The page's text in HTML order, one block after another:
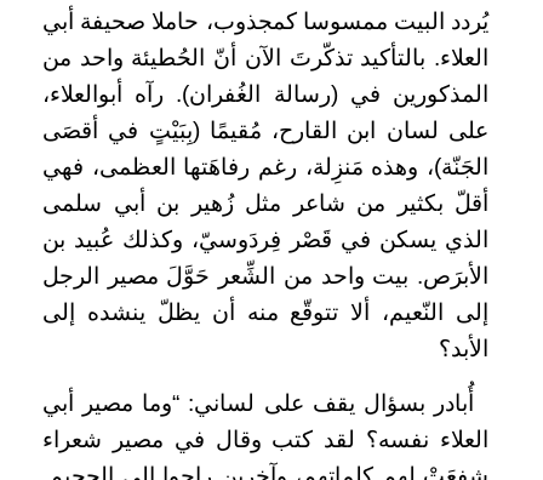
يُردد البيت ممسوسا كمجذوب، حاملا صحيفة أبي
العلاء. بالتأكيد تذكّرتَ الآن أنّ الحُطيئة واحد من
المذكورين في (رسالة الغُفران). رآه أبوالعلاء،
على لسان ابن القارح، مُقيمًا (بِبَيْتٍ في أقصَى
الجَنّة)، وهذه مَنزِلة، رغم رفاهَتها العظمى، فهي
أقلّ بكثير من شاعر مثل زُهير بن أبي سلمى
الذي يسكن في قَصْر فِردَوسيّ، وكذلك عُبيد بن
الأبرَص. بيت واحد من الشِّعر حَوَّلَ مصير الرجل
إلى النّعيم، ألا تتوقّع منه أن يظلّ ينشده إلى
الأبد؟
أُبادر بسؤال يقف على لساني: “وما مصير أبي
العلاء نفسه؟ لقد كتب وقال في مصير شعراء